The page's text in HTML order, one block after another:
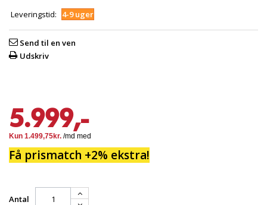
Leveringstid:
4-9 uger
Send til en ven
Udskriv
5.999,-
Få prismatch +2% ekstra!
Antal